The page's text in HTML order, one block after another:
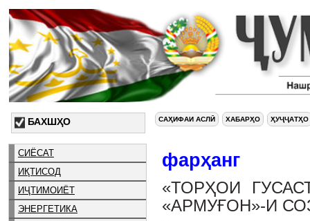
БАХШҲО
СИЁСАТ
ИҚТИСОД
ИҶТИМОИЁТ
ЭНЕРГЕТИКА
САҲИФАИ АСЛӢ ХАБАРҲО ҲУҶҶАТҲО
фарҳанг
«ТОРҲОИ
«АРМУҒОН»-И